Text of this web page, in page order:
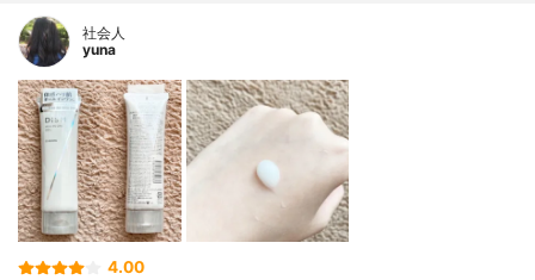
社会人
yuna
4.00